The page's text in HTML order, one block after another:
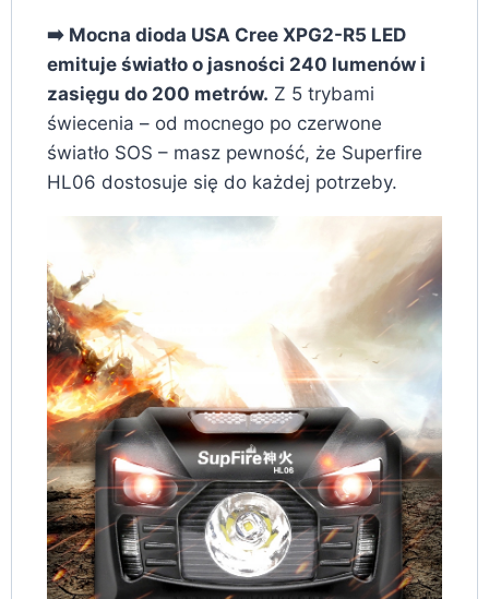
➡️ Mocna dioda USA Cree XPG2-R5 LED
emituje światło o jasności 240 lumenów i
zasięgu do 200 metrów. Z 5 trybami
świecenia – od mocnego po czerwone
światło SOS – masz pewność, że Superfire
HL06 dostosuje się do każdej potrzeby.